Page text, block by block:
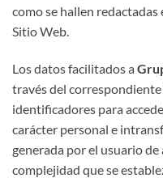
como se hallen redactadas
Sitio Web.
Los datos facilitados a
través del
identificadores para
carácter personal e
generada por el usuario
complejidad que se